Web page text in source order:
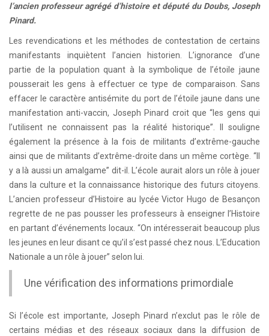
l’ancien professeur agrégé d’histoire et député du Doubs, Joseph
Pinard.
Les revendications et les méthodes de contestation de certains
manifestants inquiètent l’ancien historien. L’ignorance d’une
partie de la population quant à la symbolique de l’étoile jaune
pousserait les gens à effectuer ce type de comparaison. Sans
effacer le caractère antisémite du port de l’étoile jaune dans une
manifestation anti-vaccin, Joseph Pinard croit que “les gens qui
l’utilisent ne connaissent pas la réalité historique”. Il souligne
également la présence à la fois de militants d’extrême-gauche
ainsi que de militants d’extrême-droite dans un même cortège. “Il
y a là aussi un amalgame” dit-il. L’école aurait alors un rôle à jouer
dans la culture et la connaissance historique des futurs citoyens.
L’ancien professeur d’Histoire au lycée Victor Hugo de Besançon
regrette de ne pas pousser les professeurs à enseigner l’Histoire
en partant d’événements locaux. “On intéresserait beaucoup plus
les jeunes en leur disant ce qu’il s’est passé chez nous. L’Education
Nationale a un rôle à jouer” selon lui.
Une vérification des informations primordiale
Si l’école est importante, Joseph Pinard n’exclut pas le rôle de
certains médias et des réseaux sociaux dans la diffusion de